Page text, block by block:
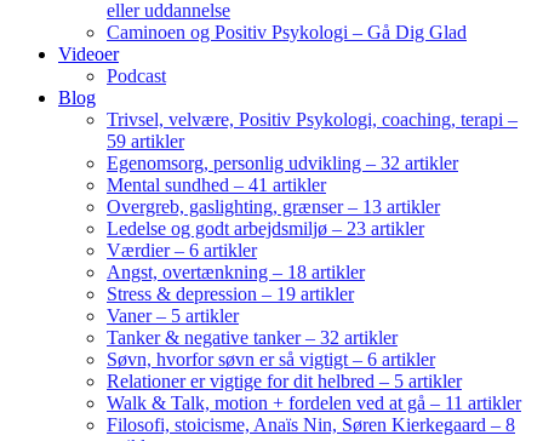
eller uddannelse
Caminoen og Positiv Psykologi – Gå Dig Glad
Videoer
Podcast
Blog
Trivsel, velvære, Positiv Psykologi, coaching, terapi –
59 artikler
Egenomsorg, personlig udvikling – 32 artikler
Mental sundhed – 41 artikler
Overgreb, gaslighting, grænser – 13 artikler
Ledelse og godt arbejdsmiljø – 23 artikler
Værdier – 6 artikler
Angst, overtænkning – 18 artikler
Stress & depression – 19 artikler
Vaner – 5 artikler
Tanker & negative tanker – 32 artikler
Søvn, hvorfor søvn er så vigtigt – 6 artikler
Relationer er vigtige for dit helbred – 5 artikler
Walk & Talk, motion + fordelen ved at gå – 11 artikler
Filosofi, stoicisme, Anaïs Nin, Søren Kierkegaard – 8